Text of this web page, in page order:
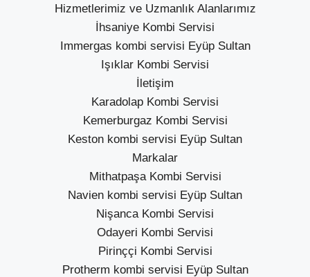
Hizmetlerimiz ve Uzmanlık Alanlarımız
İhsaniye Kombi Servisi
Immergas kombi servisi Eyüp Sultan
Işıklar Kombi Servisi
İletişim
Karadolap Kombi Servisi
Kemerburgaz Kombi Servisi
Keston kombi servisi Eyüp Sultan
Markalar
Mithatpaşa Kombi Servisi
Navien kombi servisi Eyüp Sultan
Nişanca Kombi Servisi
Odayeri Kombi Servisi
Pirinççi Kombi Servisi
Protherm kombi servisi Eyüp Sultan